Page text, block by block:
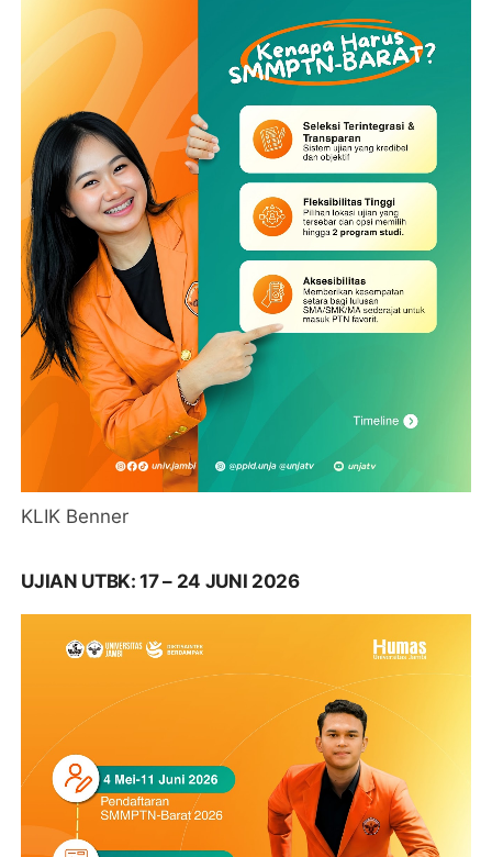
KLIK Benner
UJIAN UTBK: 17 – 24 JUNI 2026